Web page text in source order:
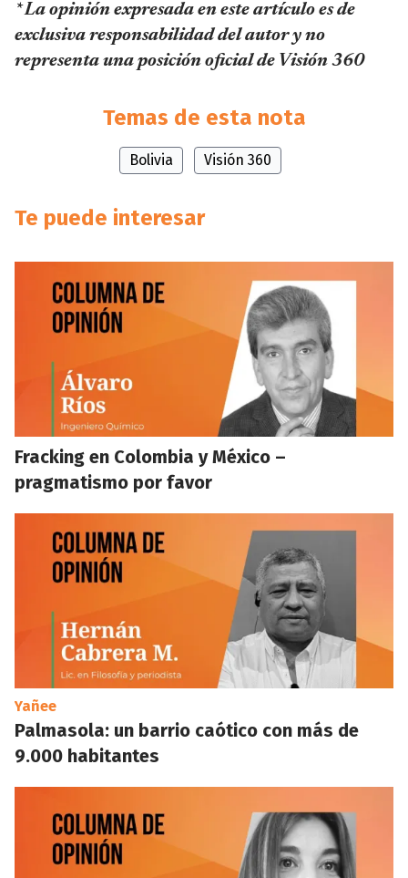
* La opinión expresada en este artículo es de
exclusiva responsabilidad del autor y no
representa una posición oficial de Visión 360
Temas de esta nota
Bolivia Visión 360
Te puede interesar
Fracking en Colombia y México –
pragmatismo por favor
Yañee
Palmasola: un barrio caótico con más de
9.000 habitantes